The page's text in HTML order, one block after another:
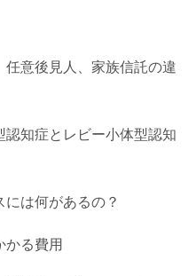
任意後見人、家族信託の違
認知症とレビー小体型認知
には何があるの？
かる費用